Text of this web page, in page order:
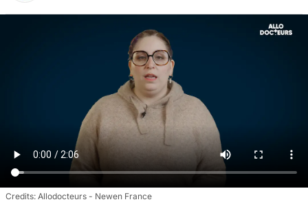
Allodocteurs - Newen France